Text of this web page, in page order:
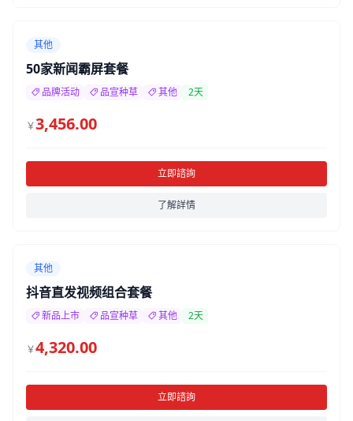
其他
50家新闻霸屏套餐
品牌活动 品宣种草 其他 2天
￥3,456.00
立即諮詢
了解詳情
其他
抖音直发视频组合套餐
新品上市 品宣种草 其他 2天
￥4,320.00
立即諮詢